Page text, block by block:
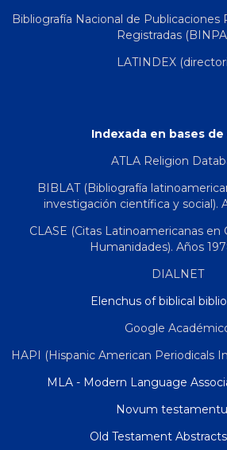
Bibliografía Nacional de Publicaciones
Registradas
LATINDEX
Indexada en bases
ATLA Religion
BIBLAT (Bibliografía
investigación científica y social).
CLASE (Citas Latinoamericanas en
Humanidades). Años
DIALNET
Elenchus of biblical
Google
HAPI (Hispanic American Periodicals
MLA - Modern Language
Novum
Old Testament